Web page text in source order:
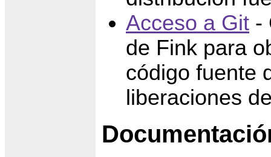
Acceso a Git -
de Fink para
código fuente
liberaciones